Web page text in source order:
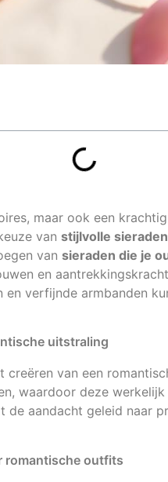
maar ook een
van stijlvolle sieraden
van sieraden die je
en
verfijnde armbanden
uitstraling
creëren van een
waardoor deze
de aandacht geleid naar
romantische outfits